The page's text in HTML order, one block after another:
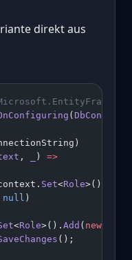
direkt aus
(
, ) =>
Set<Role>().
null )
<Role>(). Add ( new
();